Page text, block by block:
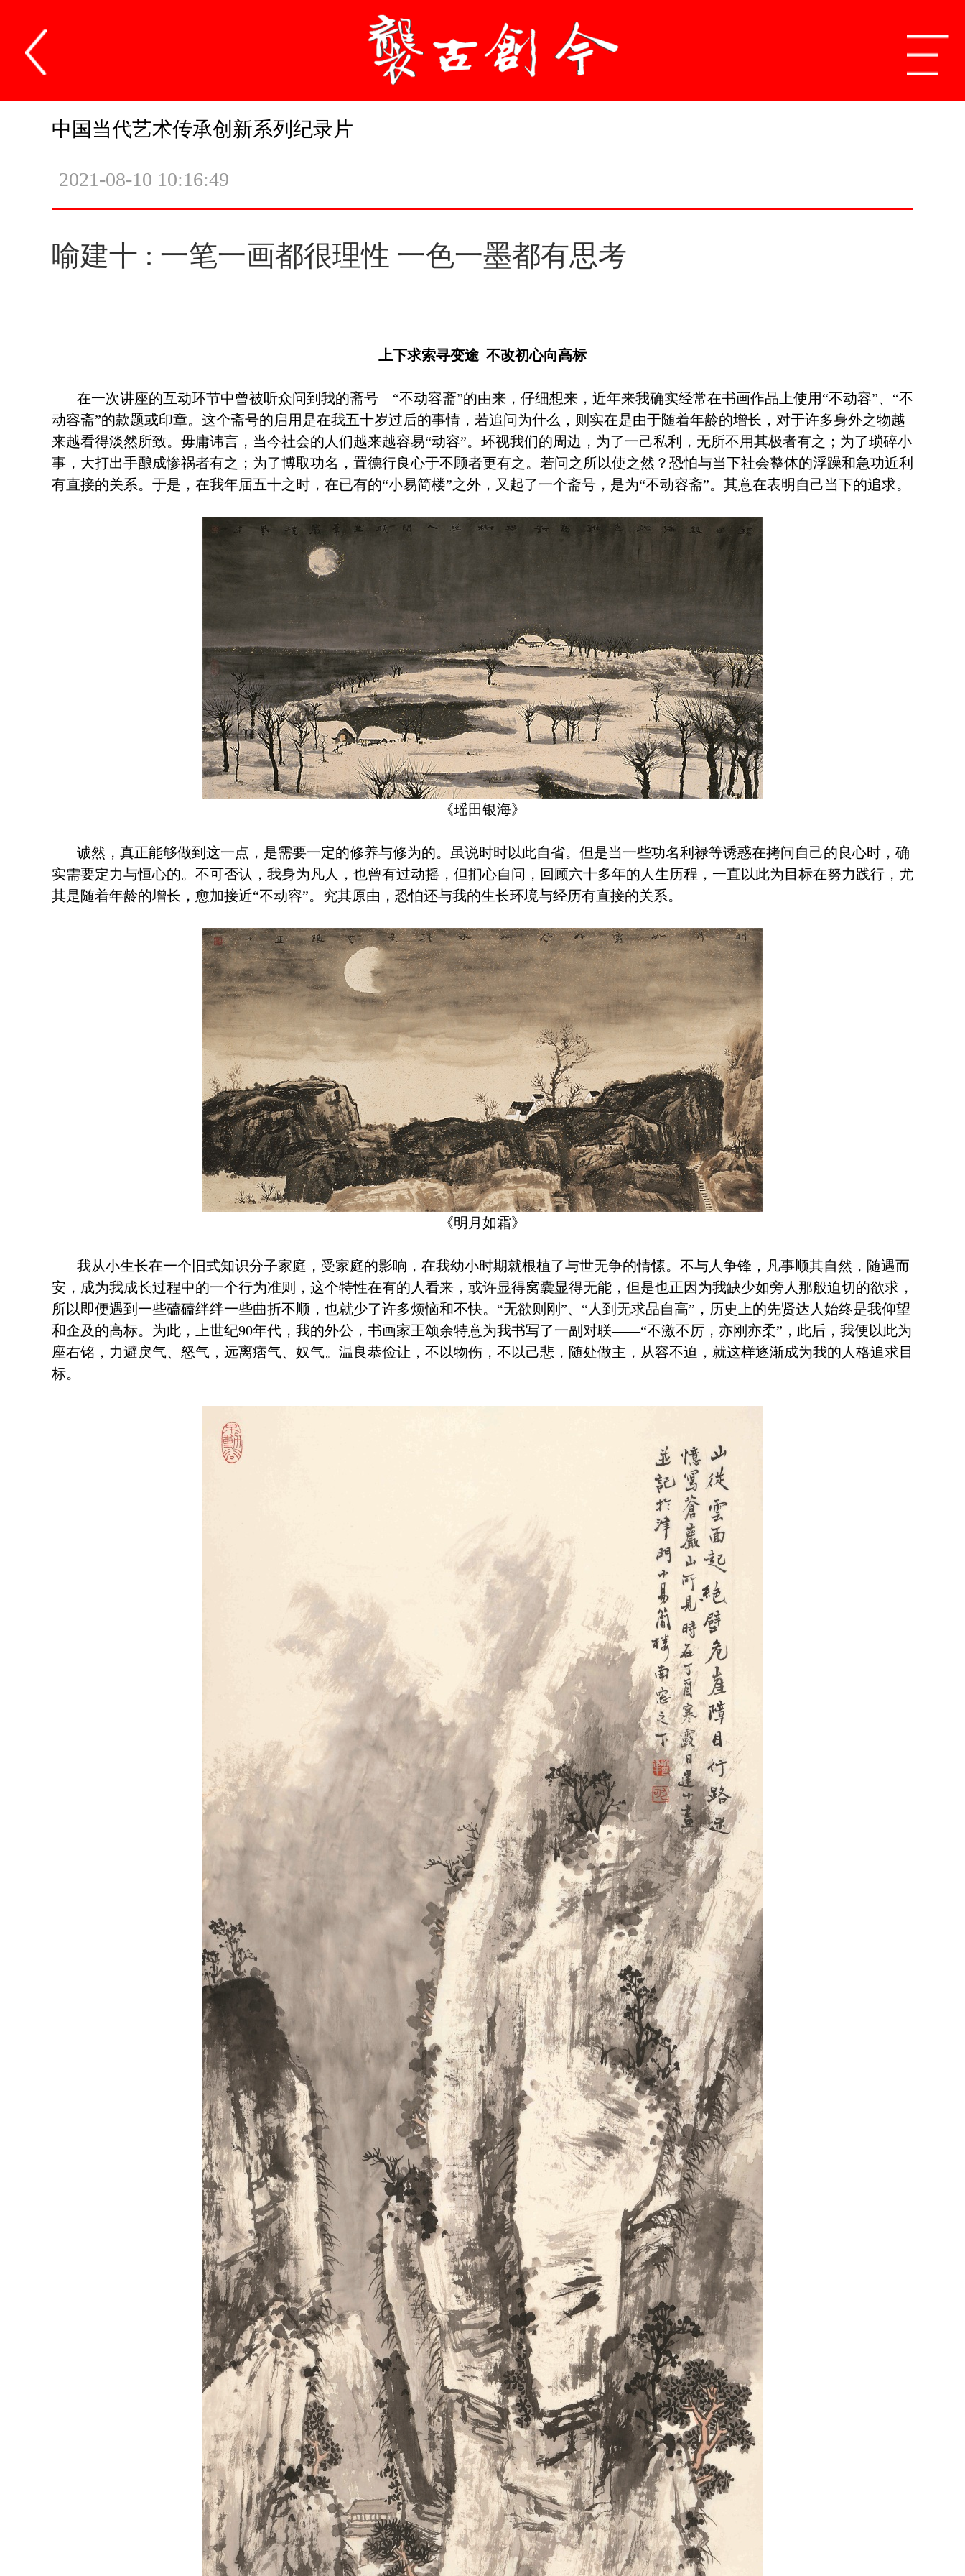
中国当代艺术传承创新系列纪录片
2021-08-10 10:16:49
喻建十 : 一笔一画都很理性 一色一墨都有思考
上下求索寻变途 不改初心向高标
在一次讲座的互动环节中曾被听众问到我的斋号—“不动容斋”的由来，仔细想来，近年来我确实经常在书画作品上使用“不动容”、“不
动容斋”的款题或印章。这个斋号的启用是在我五十岁过后的事情，若追问为什么，则实在是由于随着年龄的增长，对于许多身外之物越
来越看得淡然所致。毋庸讳言，当今社会的人们越来越容易“动容”。环视我们的周边，为了一己私利，无所不用其极者有之；为了琐碎小
事，大打出手酿成惨祸者有之；为了博取功名，置德行良心于不顾者更有之。若问之所以使之然？恐怕与当下社会整体的浮躁和急功近利
有直接的关系。于是，在我年届五十之时，在已有的“小易简楼”之外，又起了一个斋号，是为“不动容斋”。其意在表明自己当下的追求。
《瑶田银海》
诚然，真正能够做到这一点，是需要一定的修养与修为的。虽说时时以此自省。但是当一些功名利禄等诱惑在拷问自己的良心时，确
实需要定力与恒心的。不可否认，我身为凡人，也曾有过动摇，但扪心自问，回顾六十多年的人生历程，一直以此为目标在努力践行，尤
其是随着年龄的增长，愈加接近“不动容”。究其原由，恐怕还与我的生长环境与经历有直接的关系。
《明月如霜》
我从小生长在一个旧式知识分子家庭，受家庭的影响，在我幼小时期就根植了与世无争的情愫。不与人争锋，凡事顺其自然，随遇而
安，成为我成长过程中的一个行为准则，这个特性在有的人看来，或许显得窝囊显得无能，但是也正因为我缺少如旁人那般迫切的欲求，
所以即便遇到一些磕磕绊绊一些曲折不顺，也就少了许多烦恼和不快。“无欲则刚”、“人到无求品自高”，历史上的先贤达人始终是我仰望
和企及的高标。为此，上世纪90年代，我的外公，书画家王颂余特意为我书写了一副对联——“不激不厉，亦刚亦柔”，此后，我便以此为
座右铭，力避戾气、怒气，远离痞气、奴气。温良恭俭让，不以物伤，不以己悲，随处做主，从容不迫，就这样逐渐成为我的人格追求目
标。